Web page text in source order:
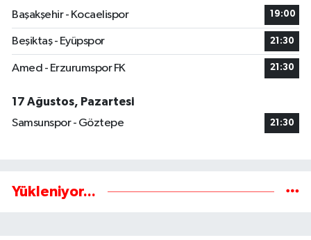
Başakşehir - Kocaelispor
19:00
Beşiktaş - Eyüpspor 21:30
Amed - Erzurumspor FK 21:30
17 Ağustos, Pazartesi
Samsunspor - Göztepe
21:30
Yükleniyor...